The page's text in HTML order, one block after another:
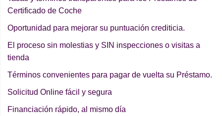
Certificado de Coche
Oportunidad para mejorar su puntuación crediticia.
El proceso sin molestias y SIN inspecciones o visitas a
tienda
Términos convenientes para pagar de vuelta su Préstamo.
Solicitud Online fácil y segura
Financiación rápido, al mismo día